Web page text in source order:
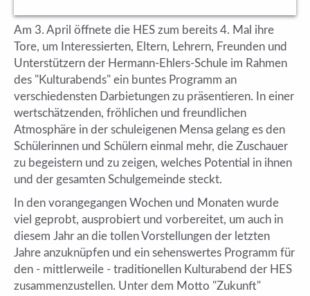
Am 3. April öffnete die HES zum bereits 4. Mal ihre
Tore, um Interessierten, Eltern, Lehrern, Freunden und
Unterstützern der Hermann-Ehlers-Schule im Rahmen
des "Kulturabends" ein buntes Programm an
verschiedensten Darbietungen zu präsentieren. In einer
wertschätzenden, fröhlichen und freundlichen
Atmosphäre in der schuleigenen Mensa gelang es den
Schülerinnen und Schülern einmal mehr, die Zuschauer
zu begeistern und zu zeigen, welches Potential in ihnen
und der gesamten Schulgemeinde steckt.
In den vorangegangen Wochen und Monaten wurde
viel geprobt, ausprobiert und vorbereitet, um auch in
diesem Jahr an die tollen Vorstellungen der letzten
Jahre anzuknüpfen und ein sehenswertes Programm für
den - mittlerweile - traditionellen Kulturabend der HES
zusammenzustellen. Unter dem Motto "Zukunft"